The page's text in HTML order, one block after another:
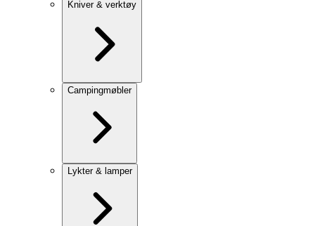
Kniver & verktøy
Campingmøbler
Lykter & lamper